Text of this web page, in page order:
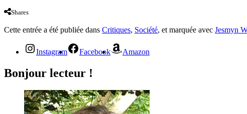
Shares
Cette entrée a été publiée dans Critiques, Société, et marquée avec Jesmyn
Instagram Facebook Amazon
Bonjour lecteur !